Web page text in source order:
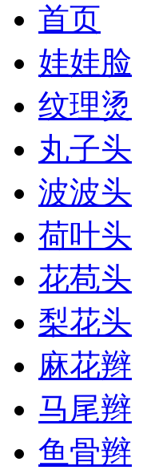
首页
娃娃脸
纹理烫
丸子头
波波头
荷叶头
花苞头
梨花头
麻花辫
马尾辫
鱼骨辫